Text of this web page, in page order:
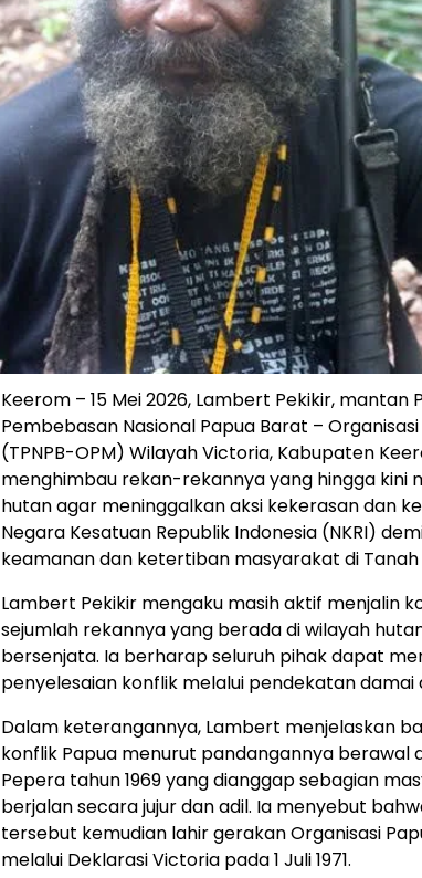
Keerom – 15 Mei 2026, Lambert Pekikir, mantan
Pembebasan Nasional Papua Barat –
(TPNPB-OPM) Wilayah Victoria, Kabupaten
menghimbau rekan-rekannya yang hingga kini
hutan agar meninggalkan aksi kekerasan dan
Negara Kesatuan Republik Indonesia (NKRI)
keamanan dan ketertiban masyarakat di Tanah
Lambert Pekikir mengaku masih aktif menjalin
sejumlah rekannya yang berada di wilayah
bersenjata. Ia berharap seluruh pihak dapat
penyelesaian konflik melalui pendekatan damai
Dalam keterangannya, Lambert menjelaskan
konflik Papua menurut pandangannya berawal
Pepera tahun 1969 yang dianggap sebagian
berjalan secara jujur dan adil. Ia menyebut
tersebut kemudian lahir gerakan Organisasi
melalui Deklarasi Victoria pada 1 Juli 1971.